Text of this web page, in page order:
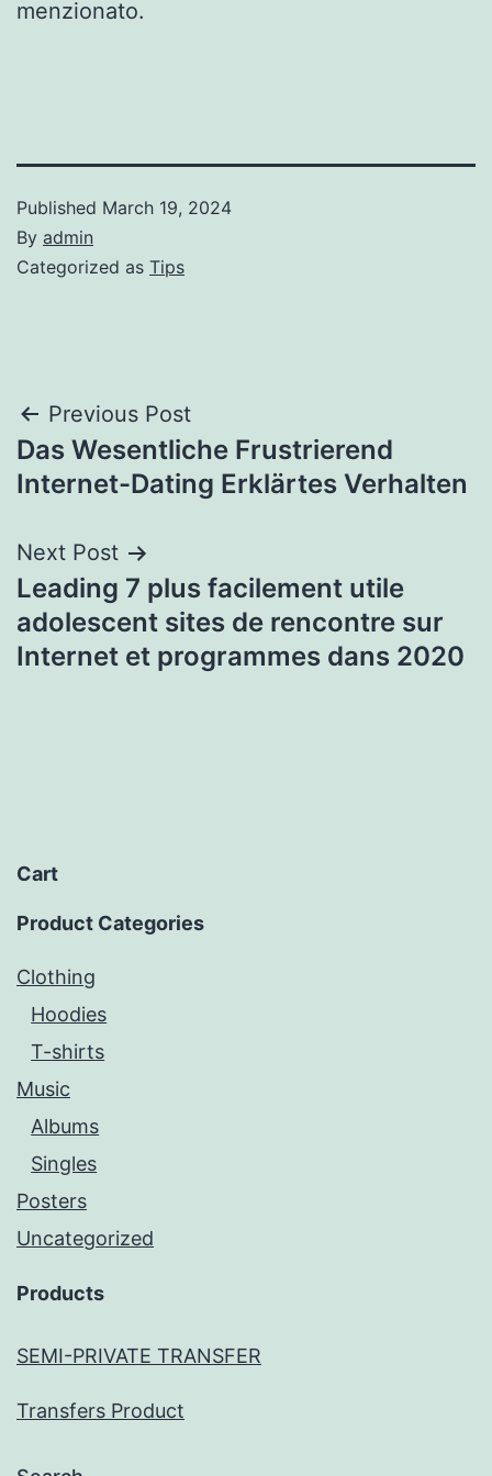
menzionato.
Published March 19, 2024
By admin
Categorized as Tips
Post
navigation
Previous Post
Das Wesentliche Frustrierend
Internet-Dating Erklärtes Verhalten
Next Post
Leading 7 plus facilement utile
adolescent sites de rencontre sur
Internet et programmes dans 2020
Cart
Product Categories
Clothing
Hoodies
T-shirts
Music
Albums
Singles
Posters
Uncategorized
Products
SEMI-PRIVATE TRANSFER
Transfers Product